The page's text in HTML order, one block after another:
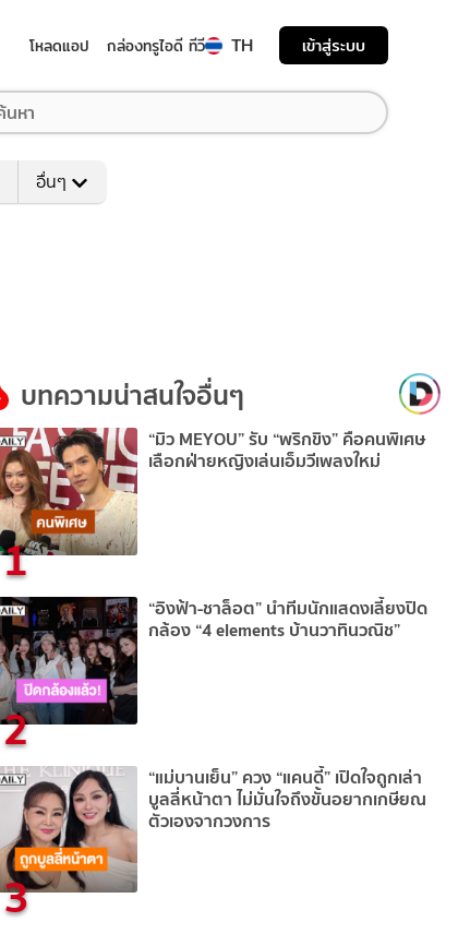
โหลดแอป กล่องทรูไอดี ทีวี TH เข้าสู่ระบบ
อื่นๆ
บทความน่าสนใจอื่นๆ
1
“มิว MEYOU” รับ “พริกขิง” คือคนพิเศษ
เลือกฝ่ายหญิงเล่นเอ็มวีเพลงใหม่
2
“อิงฟ้า-ชาล็อต” นำทีมนักแสดงเลี้ยงปิด
กล้อง “4 elements บ้านวาทินวณิช”
3
“แม่บานเย็น” ควง “แคนดี้” เปิดใจถูกเล่า
บูลลี่หน้าตา ไม่มั่นใจถึงขั้นอยากเกษียณ
ตัวเองจากวงการ